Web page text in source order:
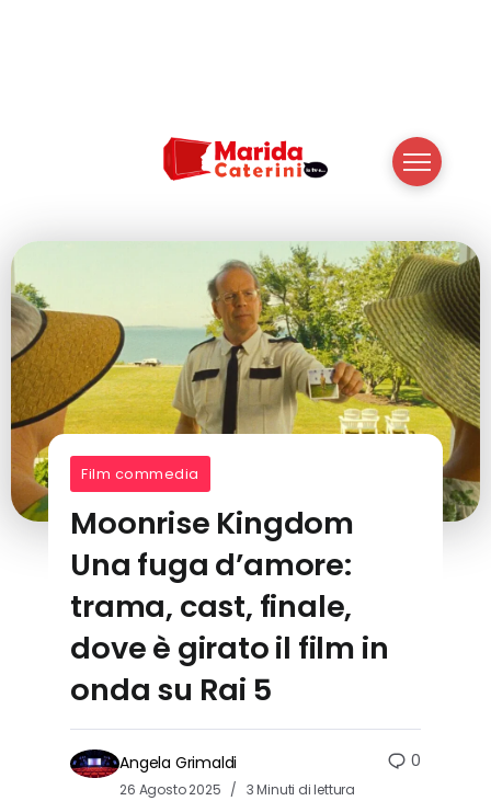
Film commedia
Moonrise Kingdom
Una fuga d’amore:
trama, cast, finale,
dove è girato il film in
onda su Rai 5
Angela Grimaldi
26 Agosto 2025 3 Minuti di lettura
0